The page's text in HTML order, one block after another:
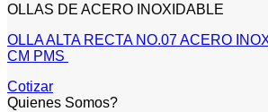
OLLAS DE ACERO INOXIDABLE
OLLA ALTA RECTA NO.07 ACERO
CM PMS
Cotizar
Quienes Somos?